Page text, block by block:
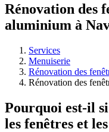
Rénovation des
aluminium à
Services
Menuiserie
Rénovation des
Rénovation des
Pourquoi est-il
les fenêtres et